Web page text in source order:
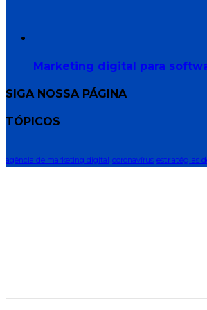
Marketing digital para
SIGA NOSSA PÁGINA
TÓPICOS
agência de marketing digital coronavírus estratégias